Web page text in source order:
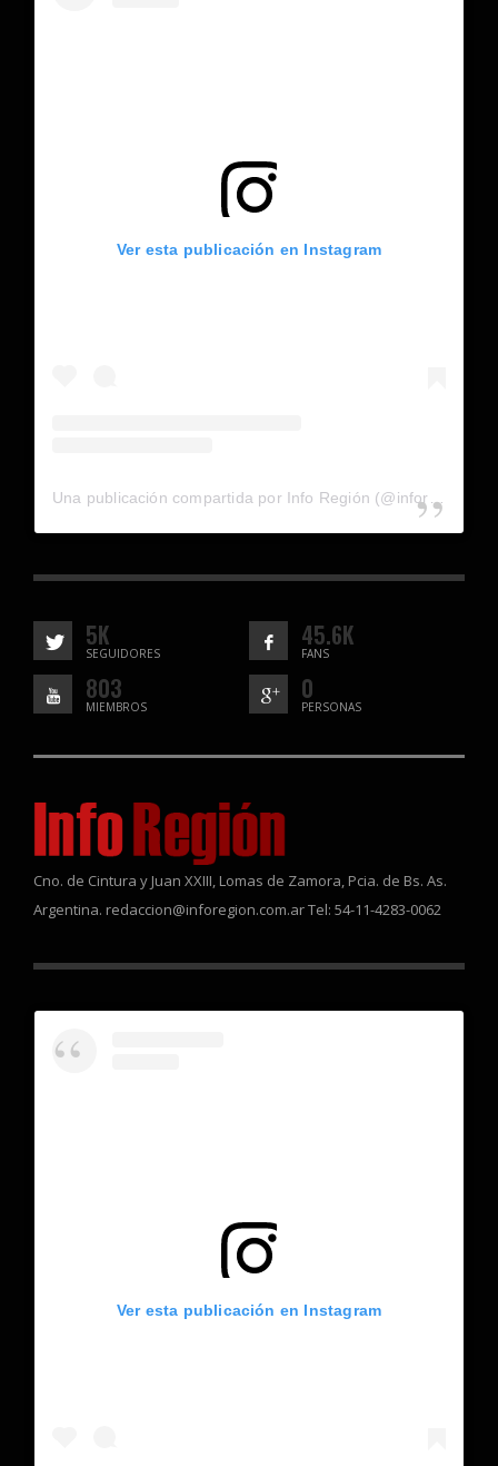
Ver esta publicación en Instagram
5K
SEGUIDORES
45.6K
FANS
803
MIEMBROS
0
PERSONAS
Cno. de Cintura y Juan XXIII, Lomas de Zamora, Pcia. de Bs. As.
Argentina. redaccion@inforegion.com.ar Tel: 54-11-4283-0062
Ver esta publicación en Instagram